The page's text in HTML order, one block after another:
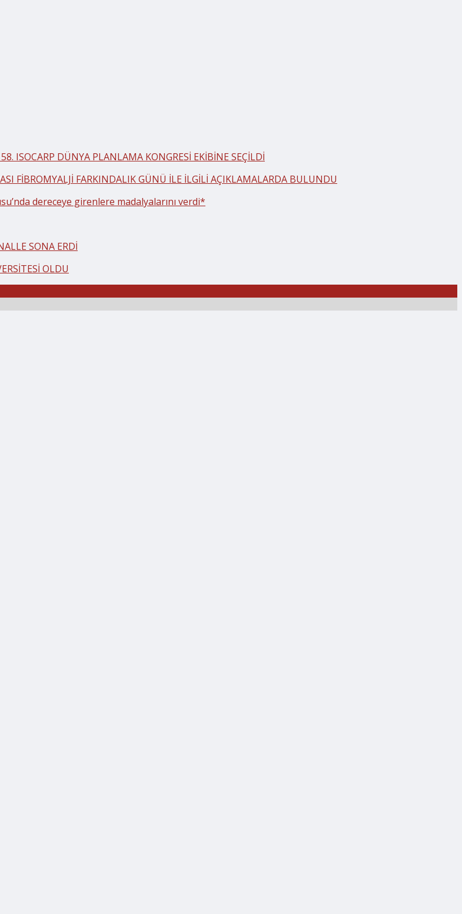
ISOCARP DÜNYA PLANLAMA KONGRESİ EKİBİNE SEÇİLDİ
FİBROMYALJİ FARKINDALIK GÜNÜ İLE İLGİLİ AÇIKLAMALARDA BULUNDU
dereceye girenlere madalyalarını verdi*
SONA ERDİ
OLDU